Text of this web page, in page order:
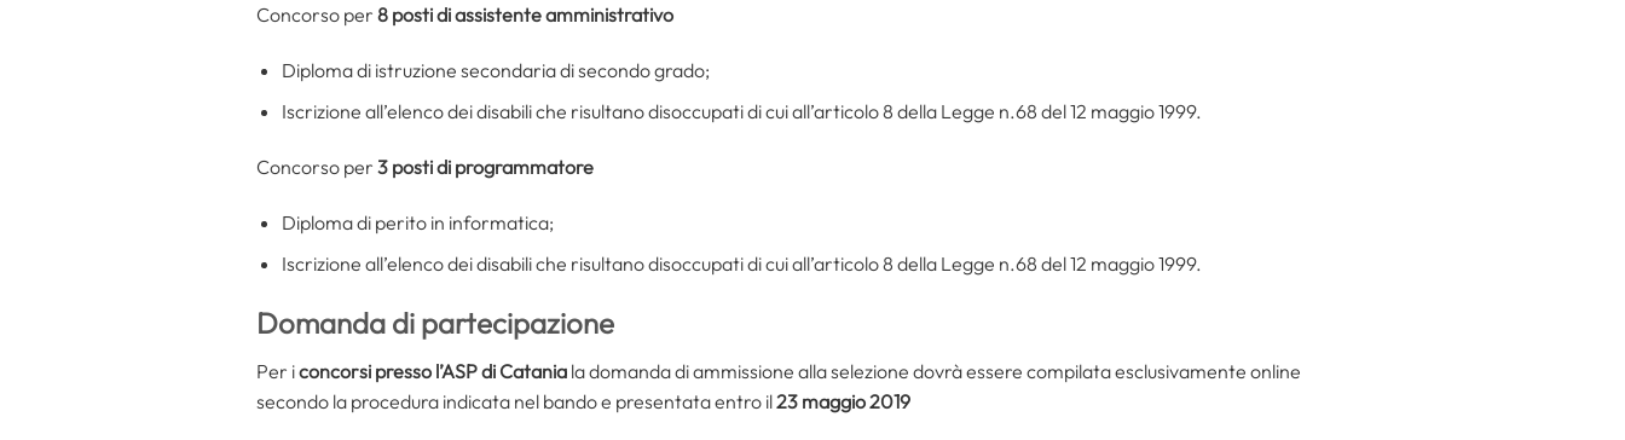
Concorso per 8 posti di assistente amministrativo
Diploma di istruzione secondaria di secondo grado;
Iscrizione all’elenco dei disabili che risultano disoccupati di cui all’articolo 8 della Legge n.68 del 12 maggio 1999.
Concorso per 3 posti di programmatore
Diploma di perito in informatica;
Iscrizione all’elenco dei disabili che risultano disoccupati di cui all’articolo 8 della Legge n.68 del 12 maggio 1999.
Domanda di partecipazione
Per iconcorsi presso l’ASP di Catania la domanda di ammissione alla selezione dovrà essere compilata esclusivamente online
secondo la procedura indicata nel bando e presentata entro il23 maggio 2019